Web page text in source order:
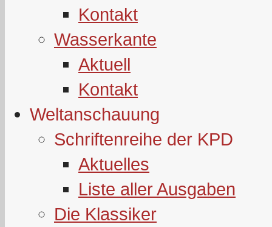
Kontakt
Wasserkante
Aktuell
Kontakt
Weltanschauung
Schriftenreihe der KPD
Aktuelles
Liste aller Ausgaben
Die Klassiker